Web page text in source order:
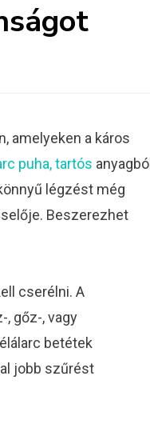
amelyeken a káros
puha, tartós anyagból
légzést még
Beszerezhet
cserélni. A
, gőz-, vagy
betétek
jobb szűrést